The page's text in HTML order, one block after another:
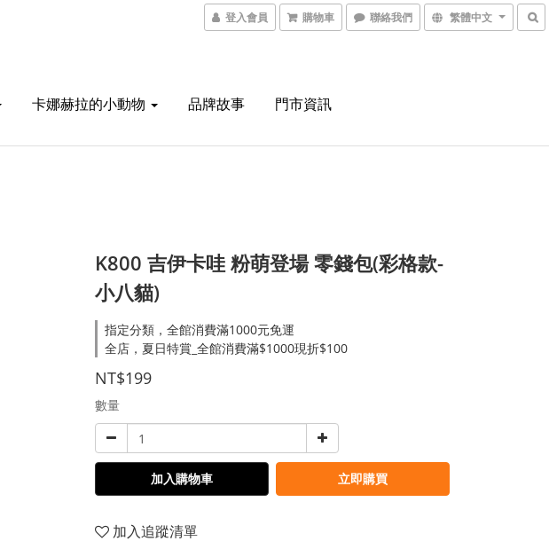
登入會員 購物車 聯絡我們 繁體中文
卡娜赫拉的小動物 品牌故事 門市資訊
K800 吉伊卡哇 粉萌登場 零錢包(彩格款-
小八貓)
指定分類，全館消費滿1000元免運
全店，夏日特賞_全館消費滿$1000現折$100
NT$199
數量
加入購物車 立即購買
加入追蹤清單